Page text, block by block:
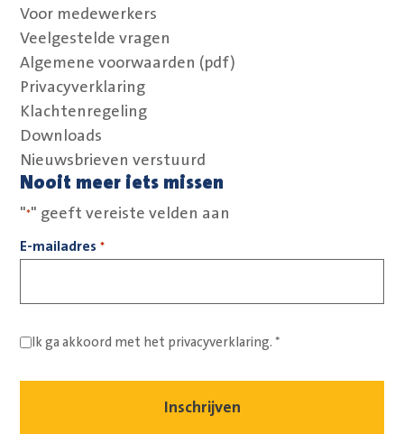
Voor medewerkers
Veelgestelde vragen
Algemene voorwaarden (pdf)
Privacyverklaring
Klachtenregeling
Downloads
Nieuwsbrieven verstuurd
Nooit meer iets missen
"*" geeft vereiste velden aan
E-mailadres *
Ik ga akkoord met het privacyverklaring. *